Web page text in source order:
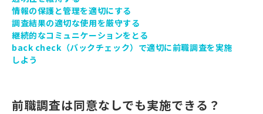
情報の保護と管理を適切にする
調査結果の適切な使用を厳守する
継続的なコミュニケーションをとる
back check（バックチェック）で適切に前職調査を実施
しよう
前職調査は同意なしでも実施できる？